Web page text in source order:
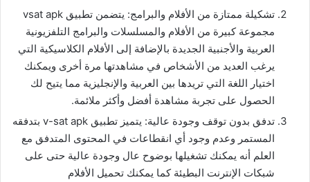
تشكيلة ممتازة من الأفلام والبرامج: يتضمن تطبيق vsat apk
مجموعة كبيرة من الأفلام والمسلسلات والبرامج التلفزيونية
العربية والأجنبية الجديدة بالإضافة إلى الأفلام الكلاسيكية التي
يرغب العديد من الأشخاص في مشاهدتها مرة أخرى ويمكنك
اختيار اللغة التي تريدها بين العربية والإنجليزية مما يتيح لك
الحصول على تجربة مشاهدة أفضل وأكثر ملائمة.
تدفق بدون توقف وجودة عالية: يتميز تطبيق v-sat apk بتدفقه
المستمر وعدم وجود أي انقطاعات في المحتوى المتدفق مع
العلم أنه يمكنك تشغيلها بوضوح عال وجودة عالية حتى على
شبكات الإنترنت البطيئة كما يمكنك تحميل الأفلام